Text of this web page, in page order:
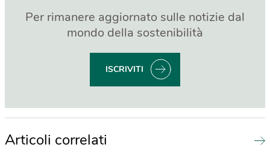
Per rimanere aggiornato sulle notizie dal
mondo della sostenibilità
ISCRIVITI
Articoli correlati